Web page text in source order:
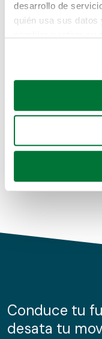
desarrollo de
quién usa sus datos
Si lo permite,
Recopilar
Identificar su
para buscar
Obtenga más
de cookies.
información sobre el
nuestros partners
Pero puedes
buscando en
Coches de
Coches de km0
Conduce tu
desata tu